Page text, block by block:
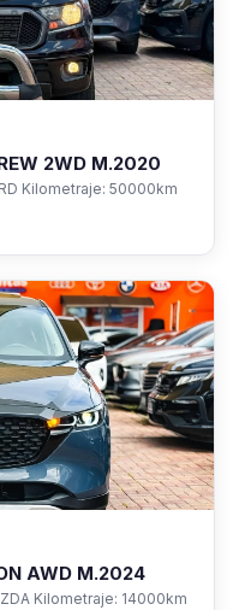
2WD M.2020
Kilometraje: 50000km
AWD M.2024
Kilometraje: 14000km